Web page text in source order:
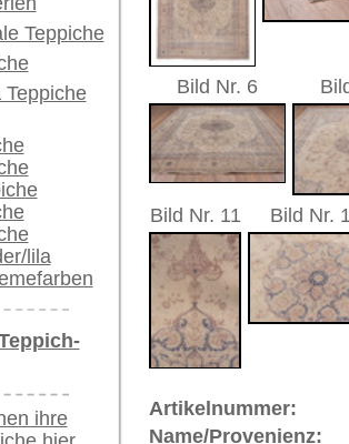
Grundfarbe: beige
Bemerkungen:
Unikat. Handgeknüpfter /
€ 10.100
Lieferzeit:
4 - 8 Werktage
über die Provenienz Uschak, ca. 1930 | Türkei
(auch: "Ouschak") befindet sich in WestAnatolien
Teppich-Tradition. Uschak gehört zu den
Bereits aus dem 16. Jahrhundert sind gut erhaltene Stücke
Im 17. Jahrhundert sind Uschaks in sehr großer
in christliche Kirchen und in Fürstenhäuser Europas
wie Fürst Esterhazy und Baron Orsini gaben
ihr Wappen einknüpfen. Große Künstler jener Zeit
Muster wurden nach den Malern Hans Holbein und
und Flecht-Muster in gelb auf rotem Grund
von einzigartiger Historie und Bedeutung.